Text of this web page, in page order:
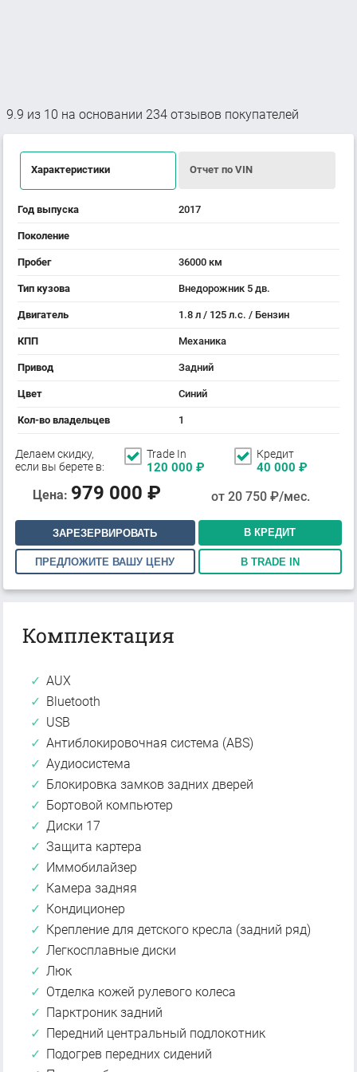
9.9 из 10 на основании 234 отзывов покупателей
Характеристики Отчет по VIN
Год выпуска 2017
Поколение
Пробег 36000 км
Тип кузова Внедорожник 5 дв.
Двигатель 1.8 л / 125 л.с. / Бензин
КПП Механика
Привод Задний
Цвет Синий
Кол-во владельцев 1
Делаем скидку,
если вы берете в:
Trade In
120 000 ₽
Кредит
40 000 ₽
Цена: 979 000 ₽ от 20 750₽/мес.
ЗАРЕЗЕРВИРОВАТЬ В КРЕДИТ
ПРЕДЛОЖИТЕ ВАШУ ЦЕНУ В TRADE IN
Комплектация
AUX
Bluetooth
USB
Антиблокировочная система (ABS)
Аудиосистема
Блокировка замков задних дверей
Бортовой компьютер
Диски 17
Защита картера
Иммобилайзер
Камера задняя
Кондиционер
Крепление для детского кресла (задний ряд)
Легкосплавные диски
Люк
Отделка кожей рулевого колеса
Парктроник задний
Передний центральный подлокотник
Подогрев передних сидений